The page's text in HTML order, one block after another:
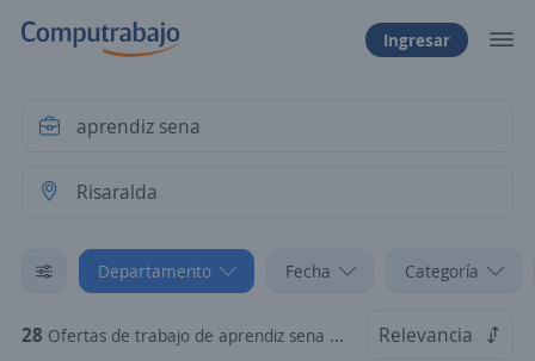
Ingresar
Departamento Fecha Categoría
28 Ofertas de trabajo de aprendiz sena en Risaralda Relevancia